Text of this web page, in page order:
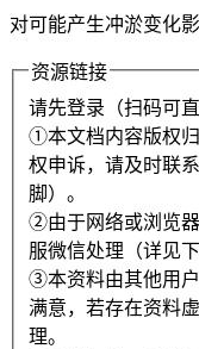
对可能产生冲淤变化
资源链接
请先登录（扫码可
①本文档内容版权
权申诉，请及时联
脚）。
②由于网络或浏览
服微信处理（详见
③本资料由其他用
满意，若存在资料
理。